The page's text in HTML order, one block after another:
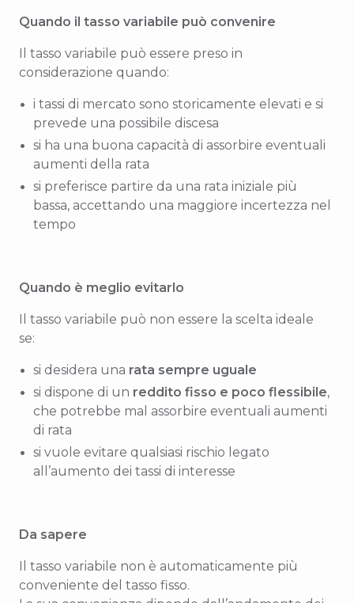
Quando il tasso variabile può convenire
Il tasso variabile può essere preso in
considerazione quando:
i tassi di mercato sono storicamente elevati e si
prevede una possibile discesa
si ha una buona capacità di assorbire eventuali
aumenti della rata
si preferisce partire da una rata iniziale più
bassa, accettando una maggiore incertezza nel
tempo
Quando è meglio evitarlo
Il tasso variabile può non essere la scelta ideale
se:
si desidera una rata sempre uguale
si dispone di un reddito fisso e poco flessibile,
che potrebbe mal assorbire eventuali aumenti
di rata
si vuole evitare qualsiasi rischio legato
all’aumento dei tassi di interesse
Da sapere
Il tasso variabile non è automaticamente più
conveniente del tasso fisso.